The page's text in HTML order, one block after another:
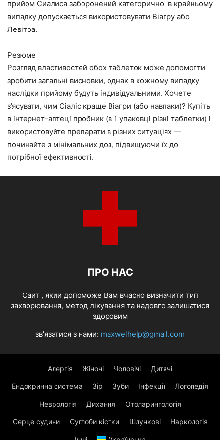
прийом Сиалиса заборонений категорично, в крайньому
випадку допускається використовувати Віагру або
Левітра.
Резюме
Розгляд властивостей обох таблеток може допомогти
зробити загальні висновки, однак в кожному випадку
наслідки прийому будуть індивідуальними. Хочете
з’ясувати, чим Сіаліс краще Віагри (або навпаки)? Купіть
в інтернет-аптеці пробник (в 1 упаковці різні таблетки) і
використовуйте препарати в різних ситуаціях —
починайте з мінімальних доз, підвищуючи їх до
потрібної ефективності.
ПРО НАС
Cайт , який допоможе Вам вчасно визначити тип
захворювання, метод лікування та надовго залишатися
здоровим
зв'язатися з нами: maxwelhelp@gmail.com
Алергія Жіночі Чоловічі Дитячі
Ендокринна система Зір Зуби Інфекції Логопедія
Неврологія Дихання Отоларингологія
Серце судини Суглоби кістки Шлункові Наркологія